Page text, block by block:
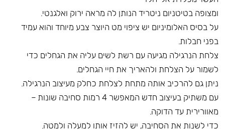
ומצופה בטיטניום ניטריד הנותן לה מראה ירוק ואלגנטי.
על בסיס האלומיניום יש ציפוי מט היוצר צבע מיוחד והוא עמיד
בפני חבלות.
צלחת הנרגילה מגיעה עם רשת לשים עליה את הגחלים כדי
לשמור על הצלחת ולהאריך את חיי הגחלים.
ניתן גם להרכיב אותה מתחת לצלחת כחלק מעיצוב הנרגילה.
עם משתיק בעיצוב חדש המאפשר 4 רמות סחיבה שונות –
מאוורירית עד הדוקה.
כדי לשנות את הסחיבה, יש להזיז אותו למעלה ולמטה.